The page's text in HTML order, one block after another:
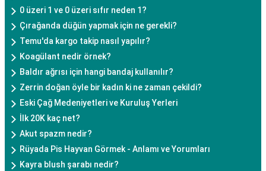
0 üzeri 1 ve 0 üzeri sıfır neden 1?
Çırağanda düğün yapmak için ne gerekli?
Temu'da kargo takip nasıl yapılır?
Koagülant nedir örnek?
Baldır ağrısı için hangi bandaj kullanılır?
Zerrin doğan öyle bir kadın ki ne zaman çekildi?
Eski Çağ Medeniyetleri ve Kuruluş Yerleri
İlk 20K kaç net?
Akut spazm nedir?
Rüyada Pis Hayvan Görmek - Anlamı ve Yorumları
Kayra blush şarabı nedir?